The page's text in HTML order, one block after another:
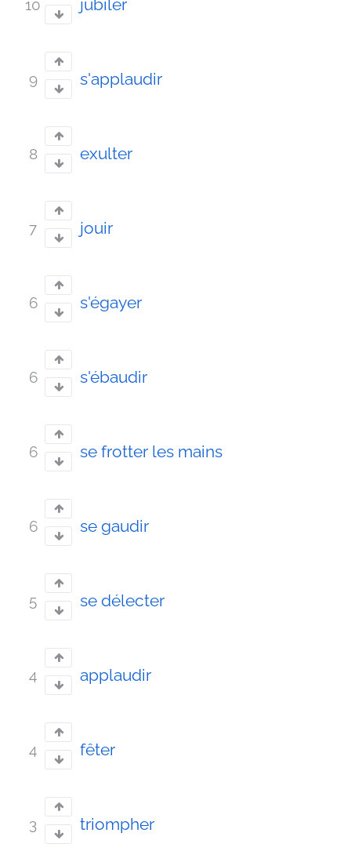
10 jubiler
9 s'applaudir
8 exulter
7 jouir
6 s'égayer
6 s'ébaudir
6 se frotter les mains
6 se gaudir
5 se délecter
4 applaudir
4 fêter
3 triompher